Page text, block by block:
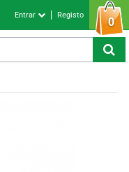
0
Entrar Registo